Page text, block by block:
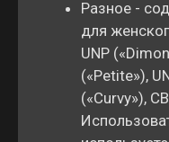
Разное -
для
UNP
(«Petite»),
(«Curvy»),